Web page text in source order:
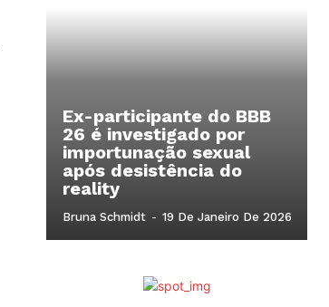
Ex-participante do BBB
26 é investigado por
importunação sexual
após desistência do
reality
Bruna Schmidt - 19 De Janeiro De 2026